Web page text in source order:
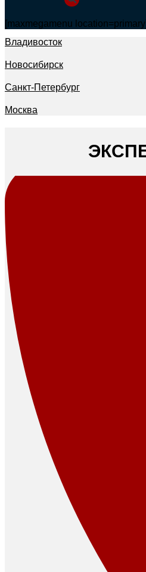
[maxmegamenu location=primary]
Владивосток
Новосибирск
Санкт-Петербург
Москва